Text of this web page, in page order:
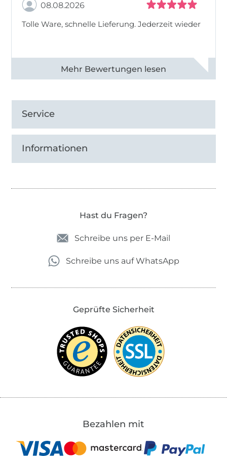
08.08.2026
Tolle Ware, schnelle Lieferung. Jederzeit wieder
Alle 83013 Bewertungen ansehen
Service
Informationen
Hast du Fragen?
Schreibe uns per E-Mail
Schreibe uns auf WhatsApp
Geprüfte Sicherheit
Bezahlen mit